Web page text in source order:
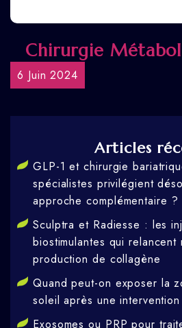
Chirurgie
6 Juin 2024
Articles
GLP-1 et chirurgie
spécialistes privilégient
approche complémentaire ?
Sculptra et Radiesse : les
biostimulantes qui relancent
production de collagène
Quand peut-on exposer la
soleil après une
Exosomes ou PRP pour